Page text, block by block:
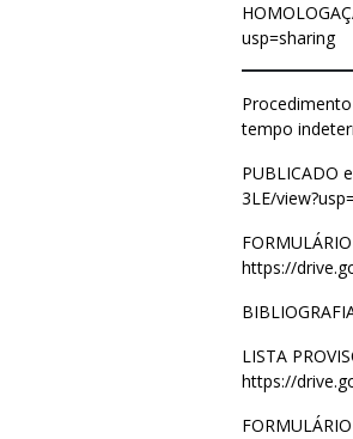
usp=sharing
tempo
PUBLICADO
3LE/
https://
LISTA
https://